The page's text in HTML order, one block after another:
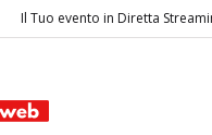
Il Tuo evento in Diretta